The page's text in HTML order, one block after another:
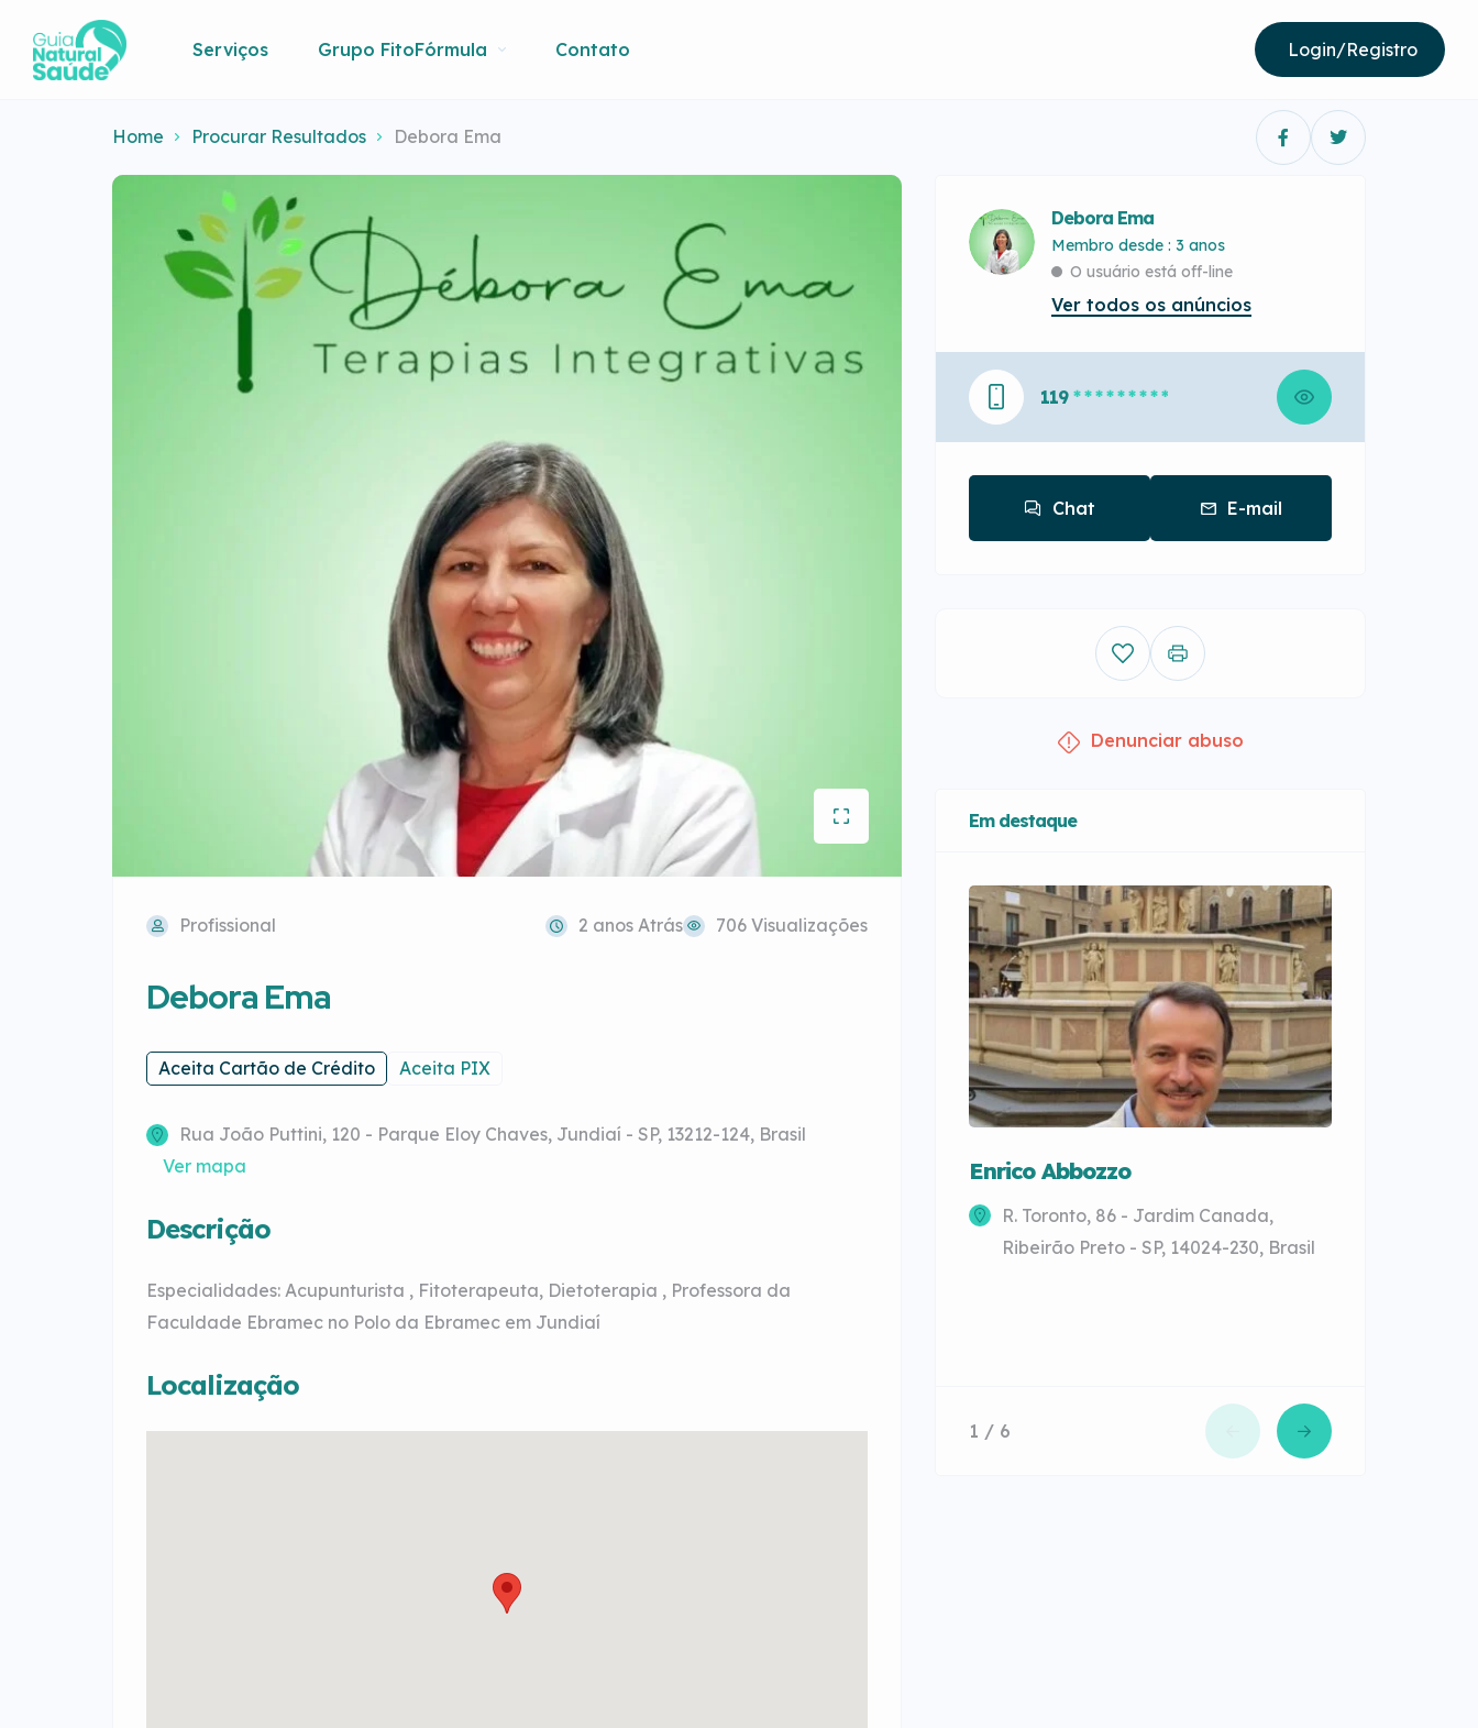
Serviços Grupo FitoFórmula Contato Login/Registro
Home Procurar Resultados Debora Ema
Profissional 2 anos Atrás 706 Visualizações
Debora Ema
Aceita Cartão de Crédito Aceita PIX
Rua João Puttini, 120 - Parque Eloy Chaves, Jundiaí - SP, 13212-124, Brasil
Ver mapa
Descrição
Especialidades: Acupunturista , Fitoterapeuta, Dietoterapia , Professora da
Faculdade Ebramec no Polo da Ebramec em Jundiaí
Localização
Debora Ema
Membro desde : 3 anos
O usuário está off-line
Ver todos os anúncios
119 * * * * * * * * *
Chat E-mail
Denunciar abuso
Em destaque
Enrico Abbozzo
R. Toronto, 86 - Jardim Canada,
Ribeirão Preto - SP, 14024-230, Brasil
1 / 6